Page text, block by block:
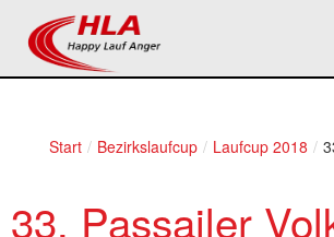
Start / Bezirkslaufcup / Laufcup 2018 /
33. Passailer
Verein
Kontakt
Bezirkslaufcup